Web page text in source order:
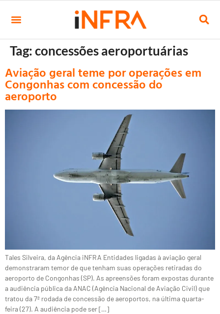
Tag:concessões aeroportuárias
Aviação geral teme por operações em
Congonhas com concessão do
aeroporto
Tales Silveira, da Agência iNFRA Entidades ligadas à aviação geral
demonstraram temor de que tenham suas operações retiradas do
aeroporto de Congonhas (SP). As apreensões foram expostas durante
a audiência pública da ANAC (Agência Nacional de Aviação Civil) que
tratou da 7ª rodada de concessão de aeroportos, na última quarta-
feira (27). A audiência pode ser […]